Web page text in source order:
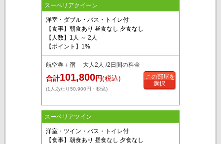
スーペリアクイーン
洋室・ダブル・バス・トイレ付
【食事】朝食あり 昼食なし 夕食なし
【人数】1人 ～ 2人
【ポイント】1%
航空券＋宿 大人2人 /2日間の料金
合計101,800円(税込)
(1人あたり50,900円・税込)
この部屋を
選択
スーペリアツイン
洋室・ツイン・バス・トイレ付
【食事】朝食あり 昼食なし 夕食なし